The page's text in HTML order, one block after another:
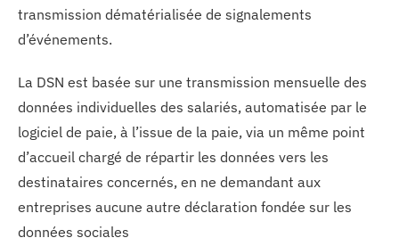
transmission dématérialisée de signalements
d’événements.
La DSN est basée sur une transmission mensuelle des
données individuelles des salariés, automatisée par le
logiciel de paie, à l’issue de la paie, via un même point
d’accueil chargé de répartir les données vers les
destinataires concernés, en ne demandant aux
entreprises aucune autre déclaration fondée sur les
données sociales